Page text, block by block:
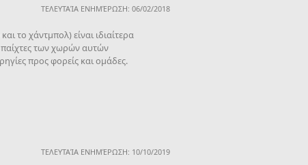
ΤΕΛΕΥΤΑΊΑ ΕΝΗΜΈΡΩΣΗ: 06/02/2018
το χάντμπολ) είναι ιδιαίτερα
παίχτες των χωρών αυτών
προς φορείς και ομάδες.
ΤΕΛΕΥΤΑΊΑ ΕΝΗΜΈΡΩΣΗ: 10/10/2019